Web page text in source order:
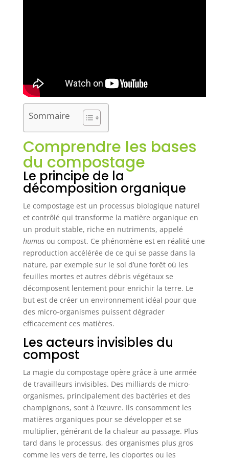
Sommaire
Comprendre les bases
du compostage
Le principe de la
décomposition organique
Le compostage est un processus biologique naturel
et contrôlé qui transforme la matière organique en
un produit stable, riche en nutriments, appelé
humusou compost. Ce phénomène est en réalité une
reproduction accélérée de ce qui se passe dans la
nature, par exemple sur le sol d’une forêt où les
feuilles mortes et autres débris végétaux se
décomposent lentement pour enrichir la terre. Le
but est de créer un environnement idéal pour que
des micro-organismes puissent dégrader
efficacement ces matières.
Les acteurs invisibles du
compost
La magie du compostage opère grâce à une armée
de travailleurs invisibles. Des milliards de micro-
organismes, principalement des bactéries et des
champignons, sont à l’œuvre. Ils consomment les
matières organiques pour se développer et se
multiplier, générant de la chaleur au passage. Plus
tard dans le processus, des organismes plus gros
comme les vers de terre, les cloportes ou les